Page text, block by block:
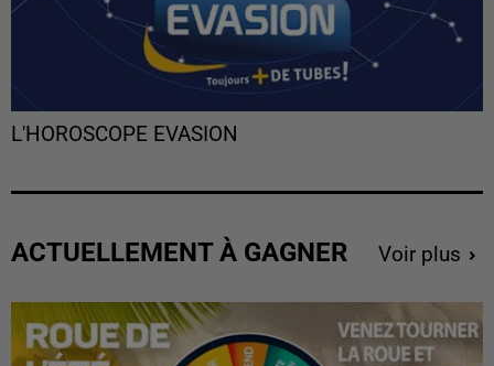
L'HOROSCOPE EVASION
ACTUELLEMENT À GAGNER Voir plus